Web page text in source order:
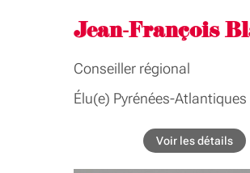
Voir les détails
Jean-François
Conseiller régional
Élu(e) Pyrénées-Atlantiques
COMMISSIONS